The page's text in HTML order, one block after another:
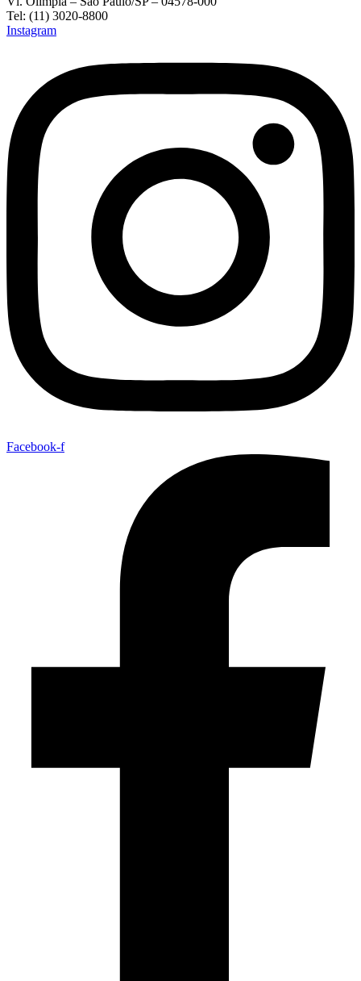
Tel: (11) 3020-8800
Instagram
Facebook-f